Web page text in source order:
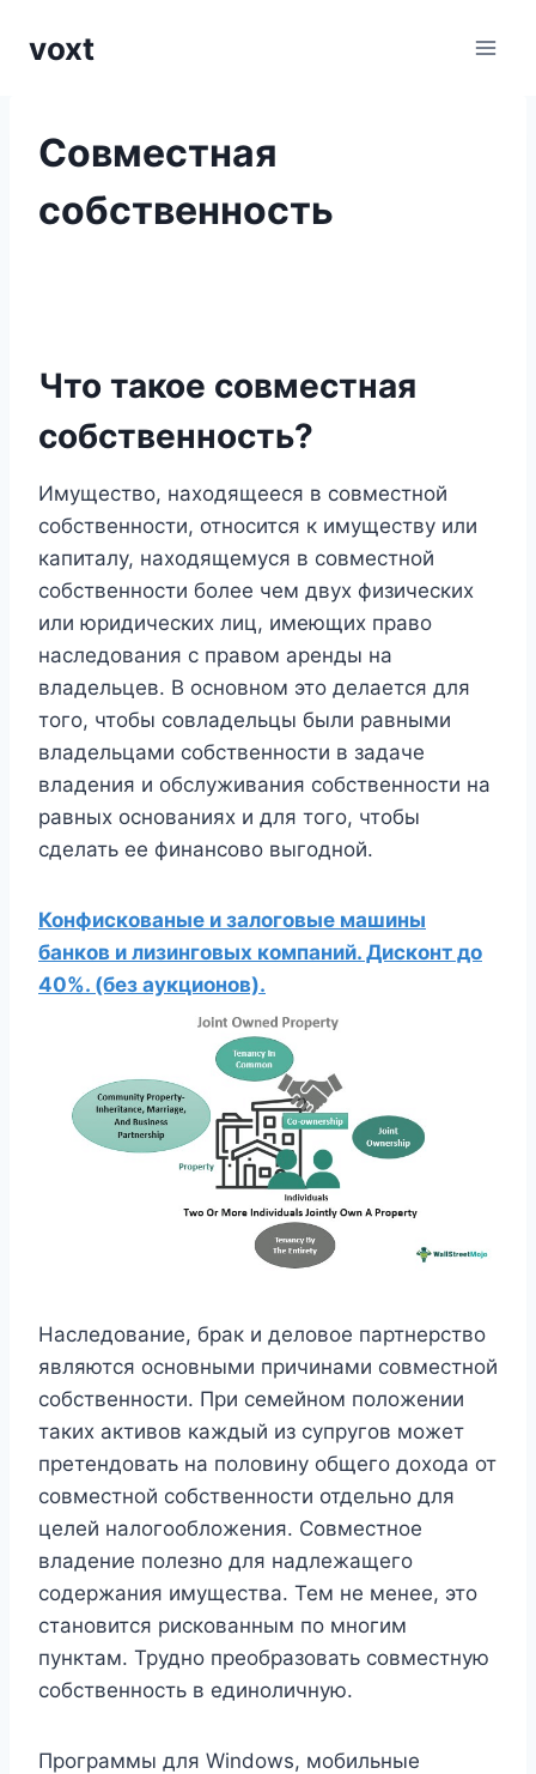
voxt
Совместная
собственность
Что такое совместная
собственность?
Имущество, находящееся в совместной
собственности, относится к имуществу или
капиталу, находящемуся в совместной
собственности более чем двух физических
или юридических лиц, имеющих право
наследования с правом аренды на
владельцев. В основном это делается для
того, чтобы совладельцы были равными
владельцами собственности в задаче
владения и обслуживания собственности на
равных основаниях и для того, чтобы
сделать ее финансово выгодной.
Конфискованые и залоговые машины
банков и лизинговых компаний. Дисконт до
40%. (без аукционов).
Наследование, брак и деловое партнерство
являются основными причинами совместной
собственности. При семейном положении
таких активов каждый из супругов может
претендовать на половину общего дохода от
совместной собственности отдельно для
целей налогообложения. Совместное
владение полезно для надлежащего
содержания имущества. Тем не менее, это
становится рискованным по многим
пунктам. Трудно преобразовать совместную
собственность в единоличную.
Программы для Windows, мобильные